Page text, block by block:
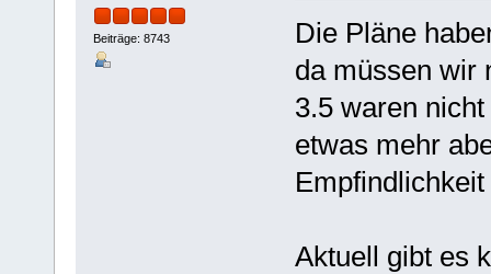
Beiträge: 8743
Die Pläne
da müssen wir
3.5 waren
etwas mehr
Aktuell gibt es